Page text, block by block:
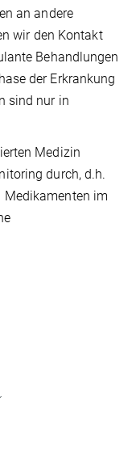
an andere
wir den Kontakt
Behandlungen
der Erkrankung
sind nur in
Medizin
durch, d.h.
im
Aufnahme: